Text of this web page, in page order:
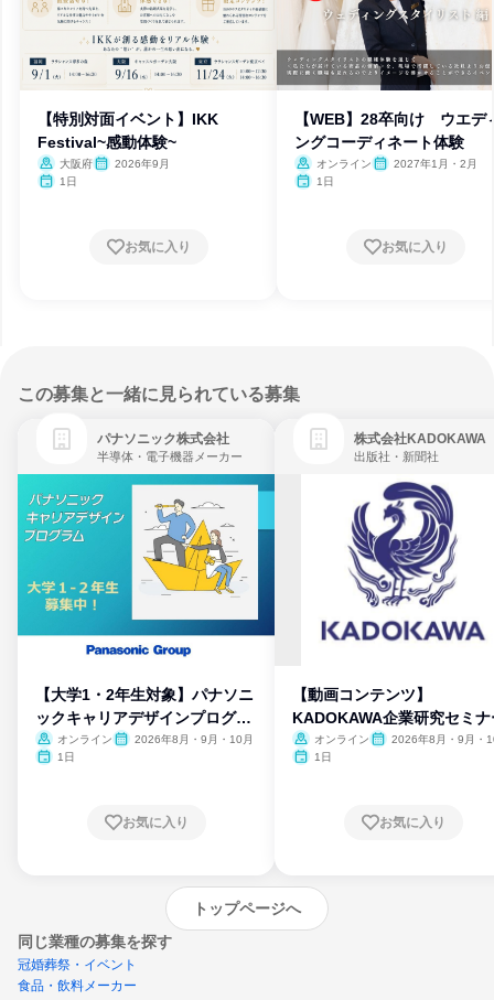
【特別対面イベント】IKK
Festival~感動体験~
大阪府
2026年9月
1日
お気に入り
【WEB】28卒向け ウエデ
ングコーディネート体験
オンライン
2027年1月・2月
1日
お気に入り
この募集と一緒に見られている募集
パナソニック株式会社
半導体・電子機器メーカー
【大学1・2年生対象】パナソニ
ックキャリアデザインプログラ
ム
オンライン
2026年8月・9月・10月
1日
お気に入り
株式会社KADOKAWA
出版社・新聞社
【動画コンテンツ】
KADOKAWA企業研究セミナ
オンライン
2026年8月・9月・
1日
お気に入り
トップページへ
同じ業種の募集を探す
冠婚葬祭・イベント
食品・飲料メーカー